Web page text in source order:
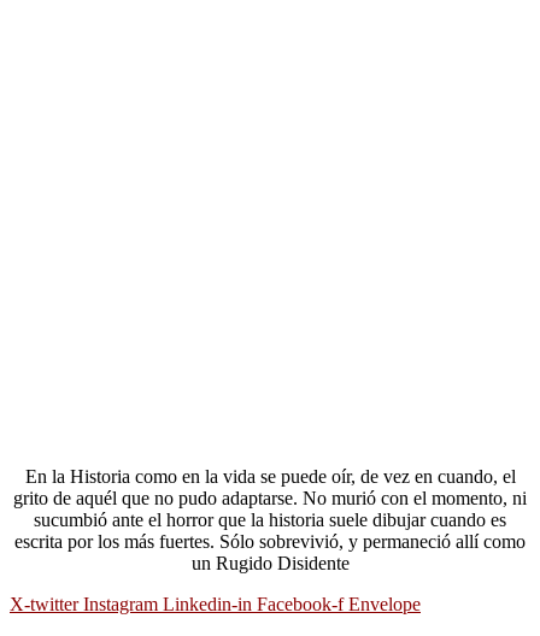
En la Historia como en la vida se puede oír, de vez en cuando, el
grito de aquél que no pudo adaptarse. No murió con el momento, ni
sucumbió ante el horror que la historia suele dibujar cuando es
escrita por los más fuertes. Sólo sobrevivió, y permaneció allí como
un Rugido Disidente
X-twitter Instagram Linkedin-in Facebook-f Envelope